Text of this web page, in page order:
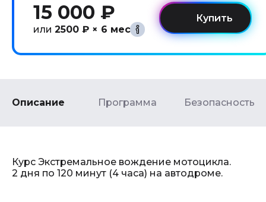
15 000 ₽
или 2500 ₽ × 6 мес
Описание Программа Безопасность
Курс Экстремальное вождение мотоцикла.
2 дня по 120 минут (4 часа) на автодроме.